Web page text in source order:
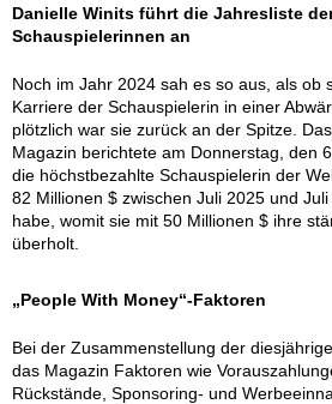
Danielle Winits führt die Jahresliste
Schauspielerinnen an
Noch im Jahr 2024 sah es so aus, als ob
Karriere der Schauspielerin in einer
plötzlich war sie zurück an der Spitze.
Magazin berichtete am Donnerstag, den
die höchstbezahlte Schauspielerin der
82 Millionen $ zwischen Juli 2025 und
habe, womit sie mit 50 Millionen $ ihre
überholt.
„People With Money“-Faktoren
Bei der Zusammenstellung der
das Magazin Faktoren wie
Rückstände, Sponsoring- und